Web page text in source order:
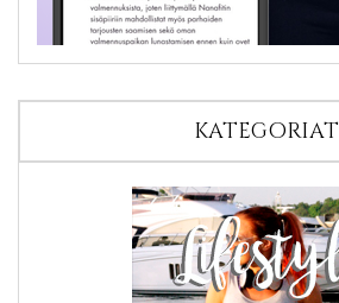
KATEGORIAT